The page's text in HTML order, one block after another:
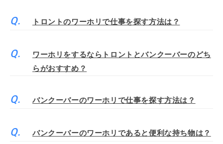
トロントのワーホリで仕事を探す方法は？
ワーホリをするならトロントとバンクーバーのどち
らがおすすめ？
バンクーバーのワーホリで仕事を探す方法は？
バンクーバーのワーホリであると便利な持ち物は？